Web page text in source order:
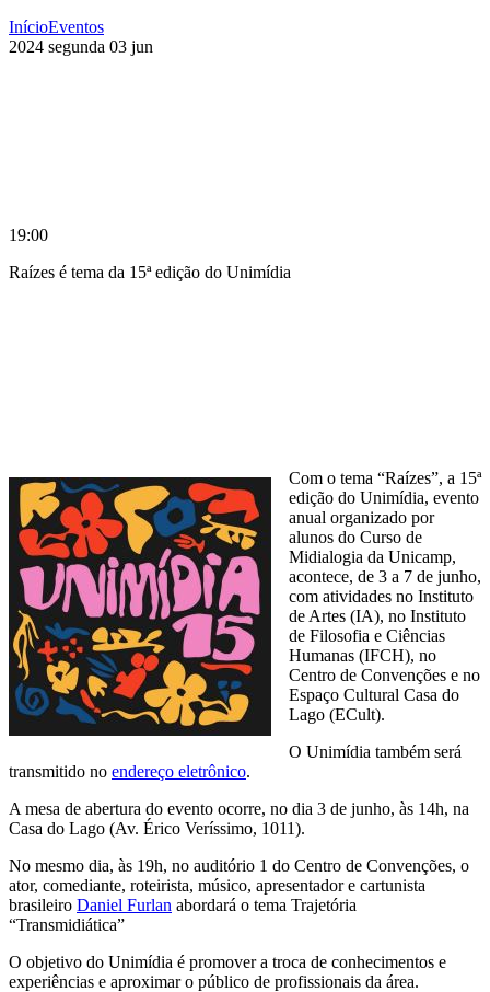
InícioEventos
2024 segunda 03 jun
19:00
Raízes é tema da 15ª edição do Unimídia
Com o tema “Raízes”, a 15ª
edição do Unimídia, evento
anual organizado por
alunos do Curso de
Midialogia da Unicamp,
acontece, de 3 a 7 de junho,
com atividades no Instituto
de Artes (IA), no Instituto
de Filosofia e Ciências
Humanas (IFCH), no
Centro de Convenções e no
Espaço Cultural Casa do
Lago (ECult).
O Unimídia também será
transmitido no endereço eletrônico.
A mesa de abertura do evento ocorre, no dia 3 de junho, às 14h, na
Casa do Lago (Av. Érico Veríssimo, 1011).
No mesmo dia, às 19h, no auditório 1 do Centro de Convenções, o
ator, comediante, roteirista, músico, apresentador e cartunista
brasileiro Daniel Furlan abordará o tema Trajetória
“Transmidiática”
O objetivo do Unimídia é promover a troca de conhecimentos e
experiências e aproximar o público de profissionais da área.